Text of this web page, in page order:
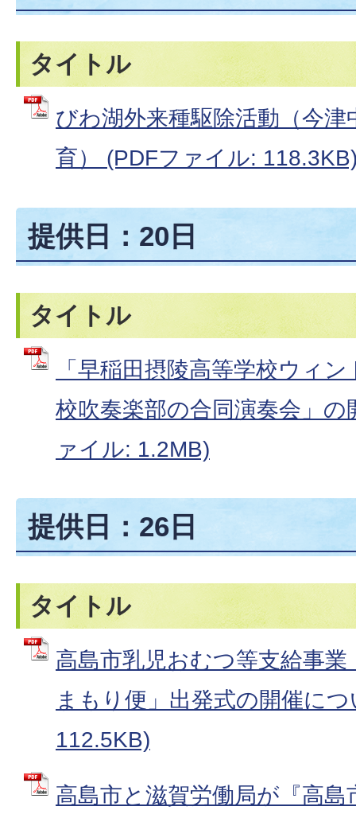
タイトル
びわ湖外来種駆除活動（今津
育） (PDFファイル:
提供日：20日
タイトル
「早稲田摂陵高等学校ウィ
校吹奏楽部の合同演奏会」
ァイル: 1.2MB)
提供日：26日
タイトル
高島市乳児おむつ等支給事
まもり便」出発式の開催に
112.5KB)
高島市と滋賀労働局が『高